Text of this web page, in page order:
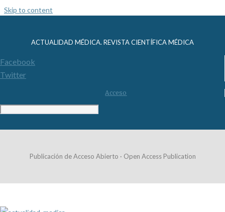
Skip to content
ACTUALIDAD MÉDICA. REVISTA CIENTÍFICA MÉDICA
Facebook
Twitter
Acceso
Publicación de Acceso Abierto · Open Access Publication